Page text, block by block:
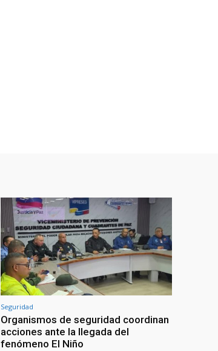
Seguridad
Organismos de seguridad coordinan
acciones ante la llegada del
fenómeno El Niño